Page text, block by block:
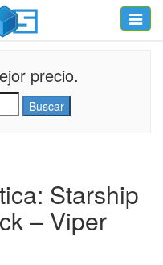
Toggle
precio.
Starship
– Viper